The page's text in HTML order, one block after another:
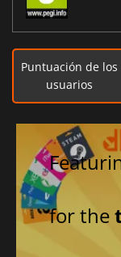
Puntuación de los
usuarios
for the